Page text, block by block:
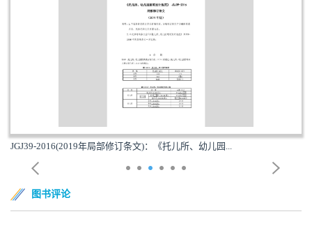
JGJ39-2016(2019年局部修订条文)：《托儿所、幼儿园...
图书评论